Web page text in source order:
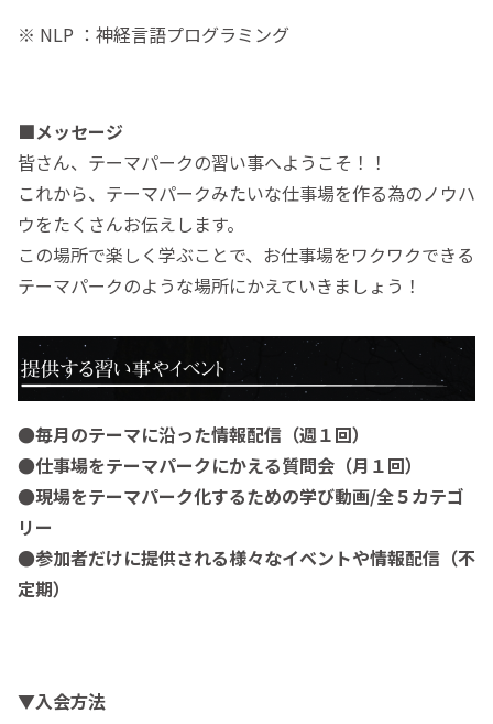
※ NLP ：神経言語プログラミング
■メッセージ
皆さん、テーマパークの習い事へようこそ！！
これから、テーマパークみたいな仕事場を作る為のノウハ
ウをたくさんお伝えします。
この場所で楽しく学ぶことで、お仕事場をワクワクできる
テーマパークのような場所にかえていきましょう！
●毎月のテーマに沿った情報配信（週１回）
●仕事場をテーマパークにかえる質問会（月１回）
●現場をテーマパーク化するための学び動画/全５カテゴ
リー
●参加者だけに提供される様々なイベントや情報配信（不
定期）
▼入会方法